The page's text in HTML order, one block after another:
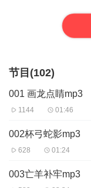
节目(102)
001 画龙点睛mp3
1144 01:46
002杯弓蛇影mp3
628 01:24
003亡羊补牢mp3